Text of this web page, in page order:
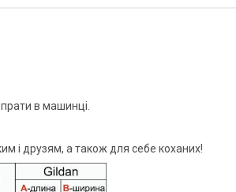
в машинці.
і друзям, а також для себе коханих!